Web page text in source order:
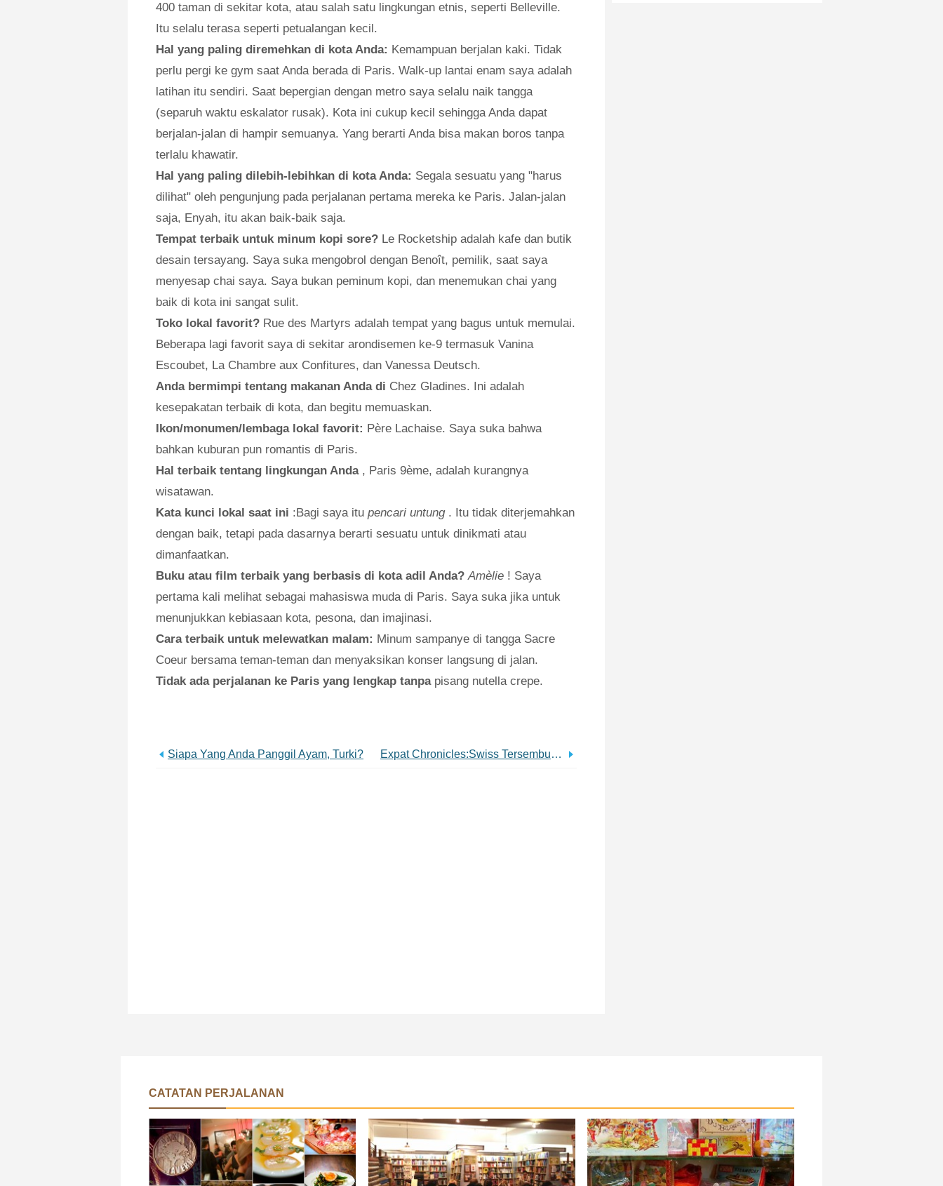
400 taman di sekitar kota, atau salah satu lingkungan etnis, seperti Belleville.
Itu selalu terasa seperti petualangan kecil.
Hal yang paling diremehkan di kota Anda: Kemampuan berjalan kaki. Tidak
perlu pergi ke gym saat Anda berada di Paris. Walk-up lantai enam saya adalah
latihan itu sendiri. Saat bepergian dengan metro saya selalu naik tangga
(separuh waktu eskalator rusak). Kota ini cukup kecil sehingga Anda dapat
berjalan-jalan di hampir semuanya. Yang berarti Anda bisa makan boros tanpa
terlalu khawatir.
Hal yang paling dilebih-lebihkan di kota Anda: Segala sesuatu yang "harus
dilihat" oleh pengunjung pada perjalanan pertama mereka ke Paris. Jalan-jalan
saja, Enyah, itu akan baik-baik saja.
Tempat terbaik untuk minum kopi sore? Le Rocketship adalah kafe dan butik
desain tersayang. Saya suka mengobrol dengan Benoît, pemilik, saat saya
menyesap chai saya. Saya bukan peminum kopi, dan menemukan chai yang
baik di kota ini sangat sulit.
Toko lokal favorit? Rue des Martyrs adalah tempat yang bagus untuk memulai.
Beberapa lagi favorit saya di sekitar arondisemen ke-9 termasuk Vanina
Escoubet, La Chambre aux Confitures, dan Vanessa Deutsch.
Anda bermimpi tentang makanan Anda di Chez Gladines. Ini adalah
kesepakatan terbaik di kota, dan begitu memuaskan.
Ikon/monumen/lembaga lokal favorit: Père Lachaise. Saya suka bahwa
bahkan kuburan pun romantis di Paris.
Hal terbaik tentang lingkungan Anda , Paris 9ème, adalah kurangnya
wisatawan.
Kata kunci lokal saat ini :Bagi saya itu pencari untung . Itu tidak diterjemahkan
dengan baik, tetapi pada dasarnya berarti sesuatu untuk dinikmati atau
dimanfaatkan.
Buku atau film terbaik yang berbasis di kota adil Anda?Amèlie ! Saya
pertama kali melihat sebagai mahasiswa muda di Paris. Saya suka jika untuk
menunjukkan kebiasaan kota, pesona, dan imajinasi.
Cara terbaik untuk melewatkan malam: Minum sampanye di tangga Sacre
Coeur bersama teman-teman dan menyaksikan konser langsung di jalan.
Tidak ada perjalanan ke Paris yang lengkap tanpa pisang nutella crepe.
Siapa Yang Anda Panggil Ayam, Turki? Expat Chronicles:Swiss Tersembunyi
CATATAN PERJALANAN